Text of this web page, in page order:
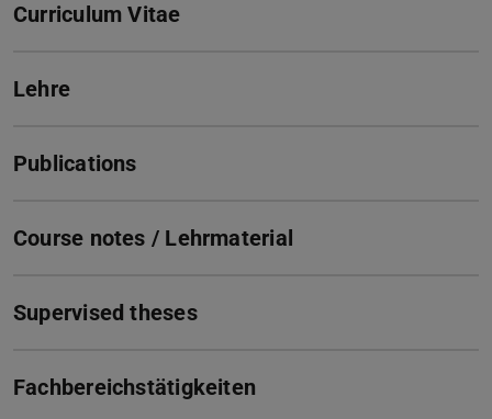
Curriculum Vitae
Lehre
Publications
Course notes / Lehrmaterial
Supervised theses
Fachbereichstätigkeiten